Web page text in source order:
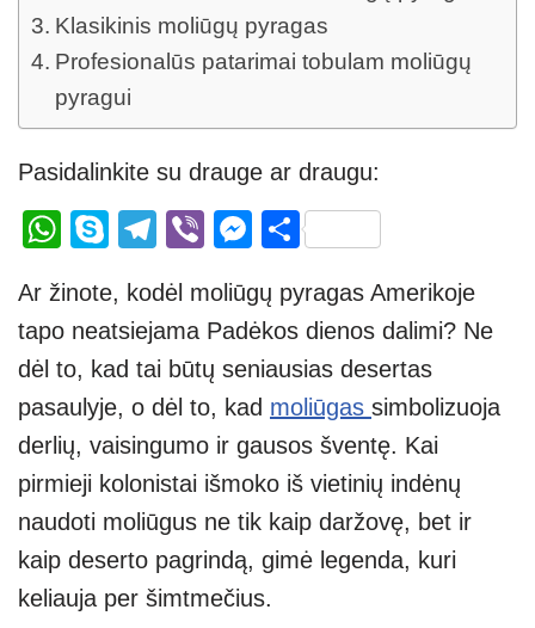
Klasikinis moliūgų pyragas
Profesionalūs patarimai tobulam moliūgų
pyragui
Pasidalinkite su drauge ar draugu:
W
at
s
A
p
p
S
p
e
T
e
gr
a
m
Vi
er
M
ss
e
n
g
er
S
ar
e
Ar žinote, kodėl moliūgų pyragas Amerikoje
tapo neatsiejama Padėkos dienos dalimi? Ne
dėl to, kad tai būtų seniausias desertas
pasaulyje, o dėl to, kad moliūgas simbolizuoja
derlių, vaisingumo ir gausos šventę. Kai
pirmieji kolonistai išmoko iš vietinių indėnų
naudoti moliūgus ne tik kaip daržovę, bet ir
kaip deserto pagrindą, gimė legenda, kuri
keliauja per šimtmečius.